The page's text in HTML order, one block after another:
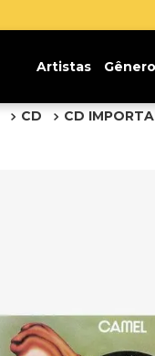
Artistas
CD CD